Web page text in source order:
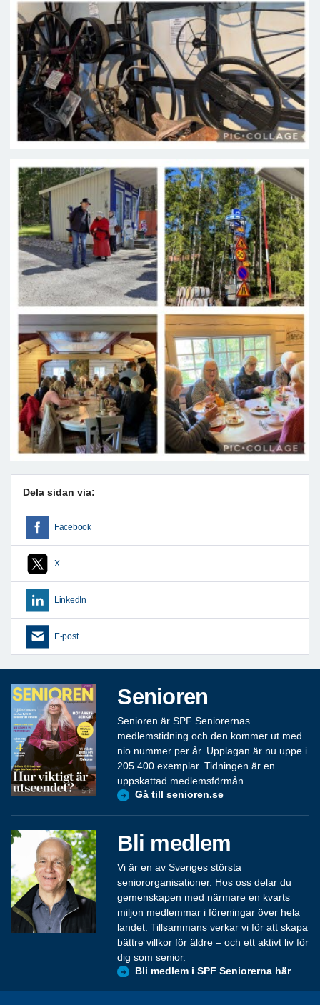
Dela sidan via:
Facebook
X
LinkedIn
E-post
Senioren
Senioren är SPF Seniorernas
medlemstidning och den kommer ut med
nio nummer per år. Upplagan är nu uppe i
205 400 exemplar. Tidningen är en
uppskattad medlemsförmån.
Gå till senioren.se
Bli medlem
Vi är en av Sveriges största
seniororganisationer. Hos oss delar du
gemenskapen med närmare en kvarts
miljon medlemmar i föreningar över hela
landet. Tillsammans verkar vi för att skapa
bättre villkor för äldre – och ett aktivt liv för
dig som senior.
Bli medlem i SPF Seniorerna här